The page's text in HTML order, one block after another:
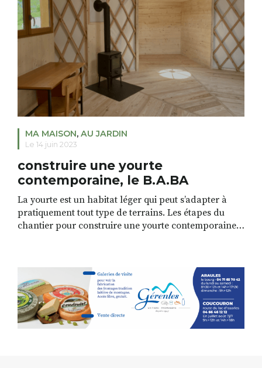
MA MAISON, AU JARDIN
Le 14 juin 2023
construire une yourte
contemporaine, le B.A.BA
La yourte est un habitat léger qui peut s’adapter à
pratiquement tout type de terrains. Les étapes du
chantier pour construire une yourte contemporaine :
contemporaine. Il faut donc définir sa taille, son
agencement, ses fonctionnalités, votre budget […]